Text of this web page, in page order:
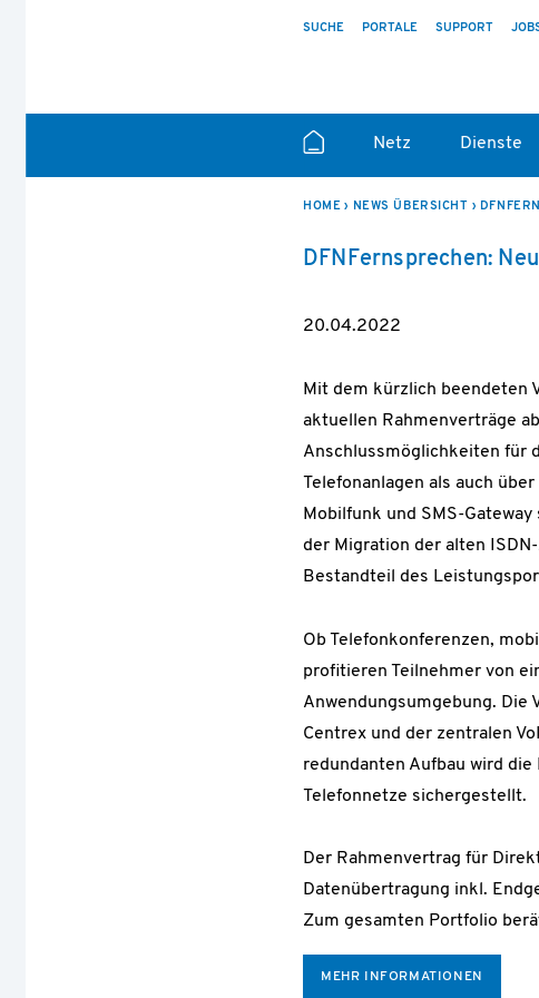
SUCHE PORTALE SUPPORT
Netz Dienste
HOME NEWS ÜBERSICHT
DFNFernsprechen:
20.04.2022
Mit dem kürzlich beendeten
aktuellen Rahmenverträge
Anschlussmöglichkeiten für
Telefonanlagen als auch
Mobilfunk und SMS-
der Migration der alten
Bestandteil des
Ob Telefonkonferenzen,
profitieren Teilnehmer von
Anwendungsumgebung. Die
Centrex und der zentralen
redundanten Aufbau wird
Telefonnetze sichergestellt.
Der Rahmenvertrag für
Datenübertragung inkl.
Zum gesamten Portfolio
MEHR INFORMATIONEN